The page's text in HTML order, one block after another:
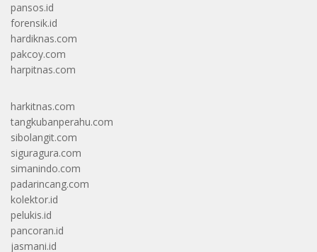
pansos.id
forensik.id
hardiknas.com
pakcoy.com
harpitnas.com
harkitnas.com
tangkubanperahu.com
sibolangit.com
siguragura.com
simanindo.com
padarincang.com
kolektor.id
pelukis.id
pancoran.id
jasmani.id